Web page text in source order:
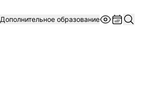
Дополнительное образование